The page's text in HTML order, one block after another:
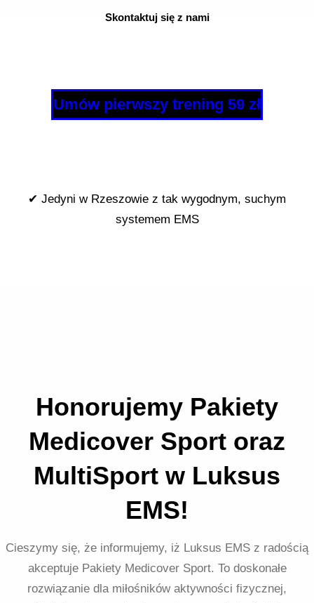
Skontaktuj się z nami
Umów pierwszy trening 59 zł
✔ Jedyni w Rzeszowie z tak wygodnym, suchym
systemem EMS
Honorujemy Pakiety
Medicover Sport oraz
MultiSport w Luksus
EMS!
Cieszymy się, że informujemy, iż Luksus EMS z radością
akceptuje Pakiety Medicover Sport. To doskonałe
rozwiązanie dla miłośników aktywności fizycznej,